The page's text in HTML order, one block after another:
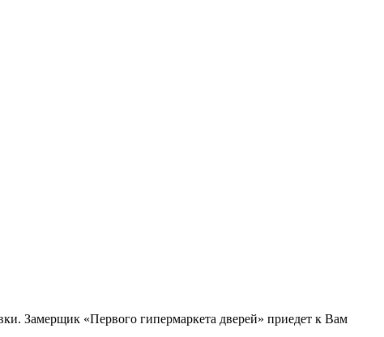
Замерщик «Первого гипермаркета дверей» приедет к Вам